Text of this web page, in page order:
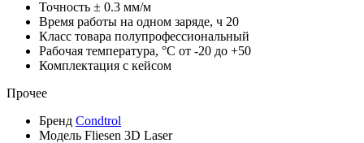
Точность ± 0.3 мм/м
Время работы на одном заряде, ч 20
Класс товара полупрофессиональный
Рабочая температура, °С от -20 до +50
Комплектация с кейсом
Прочее
Бренд Condtrol
Модель Fliesen 3D Laser